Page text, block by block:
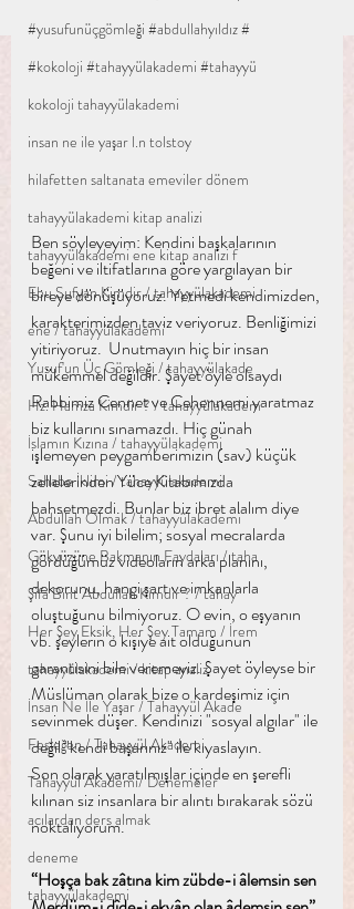
#yusufunüçgömleği #abdullahyıldız #
#kokoloji #tahayyülakademi #tahayyü
kokoloji tahayyülakademi
insan ne ile yaşar l.n tolstoy
hilafetten saltanata emeviler dönem
tahayyülakademi kitap analizi
tahayyülakademi ene kitap analizi f
Ebu Sufyan Kimdir / tahayyülakademi
ene / tahayyülakademi
Yusuf'un Üç Gömleği / tahayyülakade
Hz. Hamza Kimdir ? / tahayyülakadem
İslamın Kızına / tahayyülakademi
Sahabe İklimi / tahayyülakademi
Abdullah Olmak / tahayyülakademi
Gökyüzüne Bakmanın Faydaları / taha
Şifa Bint Abdullah Kimdir ? / tahay
Her Şey Eksik, Her Şey Tamam / İrem
tahayyülakademi / kitap analiz
İnsan Ne İle Yaşar / Tahayyül Akade
Fesleğen / Tahayyül Akademi
Tahayyül Akademi/ Denemeler
acılardan ders almak
deneme
tahayyülakademi
Ben söyleyeyim: Kendini başkalarının
beğeni ve iltifatlarına göre yargılayan bir
bireye dönüşüyoruz. Yetmedi kendimizden,
karakterimizden taviz veriyoruz. Benliğimizi
yitiriyoruz.  Unutmayın hiç bir insan
mükemmel değildir. Şayet öyle olsaydı
Rabbimiz Cennet ve Cehennemi yaratmaz
biz kullarını sınamazdı. Hiç günah
işlemeyen peygamberimizin (sav) küçük
zellelerinden Yüce Kitabımızda
bahsetmezdi. Bunlar biz ibret alalım diye
var. Şunu iyi bilelim; sosyal mecralarda
gördüğümüz videoların arka planını,
dekorunu, hangi şart ve imkanlarla
oluştuğunu bilmiyoruz. O evin, o eşyanın
vb. şeylerin o kişiye ait olduğunun
garantisini bile veremeyiz. Şayet öyleyse bir
Müslüman olarak bize o kardeşimiz için
sevinmek düşer. Kendinizi "sosyal algılar" ile
değil "kendi başarınız" ile kıyaslayın.
Son olarak yaratılmışlar içinde en şerefli
kılınan siz insanlara bir alıntı bırakarak sözü
noktalıyorum.
“Hoşça bak zâtına kim zübde-i âlemsin sen